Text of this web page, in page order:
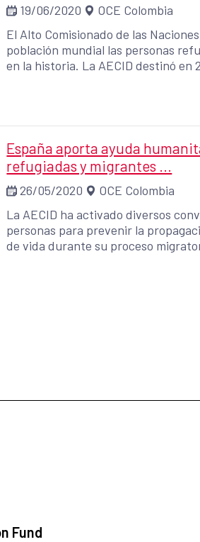
19/06/2020
OCE Colombia
El Alto Comisionado de las
población mundial las personas
en la historia. La AECID destinó en
esfuerzos humanitarios en paliar el
contexto de crisis
España aporta ayuda
refugiadas y migrantes ...
26/05/2020
OCE Colombia
La AECID ha activado diversos
personas para prevenir la
de vida durante su proceso
Conferencia Internacional de
venezolanas. -El encuentro está
Refugiados (ACNUR) y de la
Fund